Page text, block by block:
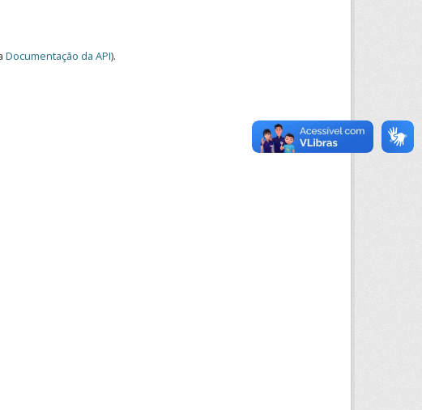
Documentação da API).